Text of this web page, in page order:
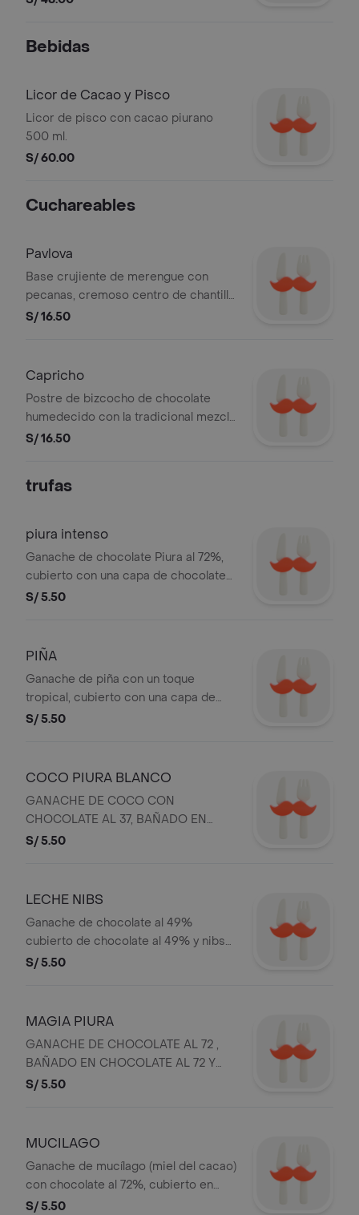
Bebidas
Licor de Cacao y Pisco
Licor de pisco con cacao piurano
500 ml.
S/ 60.00
Cuchareables
Pavlova
Base crujiente de merengue con
pecanas, cremoso centro de chantilly
y fudge con jugosas capas de fresas.
S/ 16.50
Capricho
Postre de bizcocho de chocolate
humedecido con la tradicional mezcla
de tres leches, rodeado con
S/ 16.50
trufas
piura intenso
Ganache de chocolate Piura al 72%,
cubierto con una capa de chocolate
del 72% y espolvoreado con polvo de
S/ 5.50
PIÑA
Ganache de piña con un toque
tropical, cubierto con una capa de
intenso chocolate al 72% que realza
S/ 5.50
COCO PIURA BLANCO
GANACHE DE COCO CON
CHOCOLATE AL 37, BAÑADO EN
CHOCOLATE AL 72 Y COCO SEMI
S/ 5.50
LECHE NIBS
Ganache de chocolate al 49%
cubierto de chocolate al 49% y nibs
de cacao.
S/ 5.50
MAGIA PIURA
GANACHE DE CHOCOLATE AL 72 ,
BAÑADO EN CHOCOLATE AL 72 Y
NIBS DE CACAO
S/ 5.50
MUCILAGO
Ganache de mucílago (miel del cacao)
con chocolate al 72%, cubierto en
chocolate al 72%.
S/ 5.50